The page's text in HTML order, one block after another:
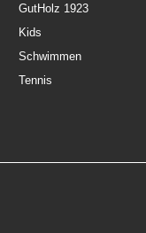
GutHolz 1923
Kids
Schwimmen
Tennis